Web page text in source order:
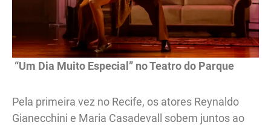
“Um Dia Muito Especial” no Teatro do Parque
Pela primeira vez no Recife, os atores Reynaldo
Gianecchini e Maria Casadevall sobem juntos ao